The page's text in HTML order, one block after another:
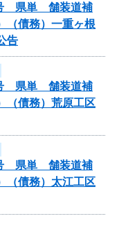
号 県単 舗装道補
（債務）一重ヶ根
告
号 県単 舗装道補
（債務）荒原工区
号 県単 舗装道補
（債務）太江工区